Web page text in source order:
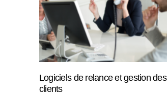
Logiciels de relance et gestion des
clients